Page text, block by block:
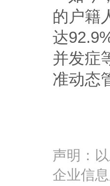
的户籍
达
并发症
准动态
声明：
企业信